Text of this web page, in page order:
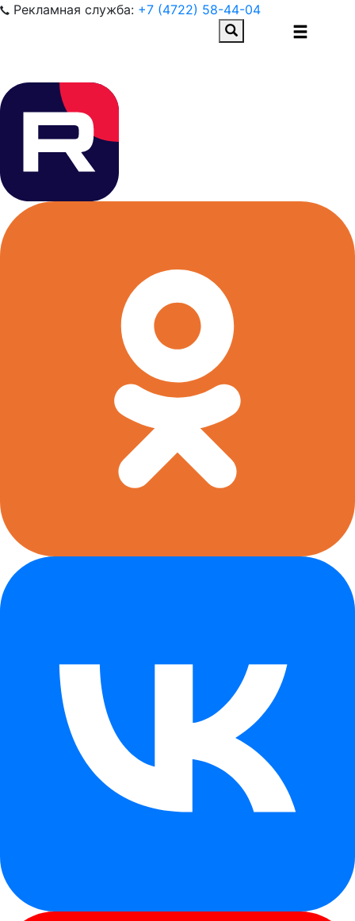
Рекламная служба: +7 (4722) 58-44-04